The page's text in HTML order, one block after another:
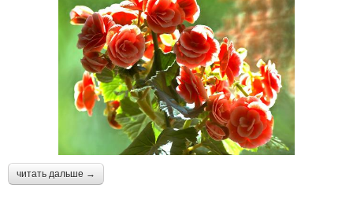
читать дальше →